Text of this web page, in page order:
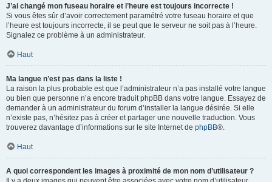
J’ai changé mon fuseau horaire et l’heure est toujours incorrecte !
Si vous êtes sûr d’avoir correctement paramétré votre fuseau horaire et que
l’heure est toujours incorrecte, il se peut que le serveur ne soit pas à l’heure.
Signalez ce problème à un administrateur.
Haut
Ma langue n’est pas dans la liste !
La raison la plus probable est que l’administrateur n’a pas installé votre langue
ou bien que personne n’a encore traduit phpBB dans votre langue. Essayez de
demander à un administrateur du forum d’installer la langue désirée. Si elle
n’existe pas, n’hésitez pas à créer et partager une nouvelle traduction. Vous
trouverez davantage d’informations sur le site Internet de phpBB®.
Haut
A quoi correspondent les images à proximité de mon nom d’utilisateur ?